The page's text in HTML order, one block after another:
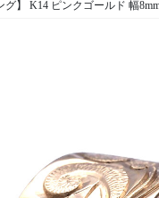
グ】 K14 ピンクゴールド 幅